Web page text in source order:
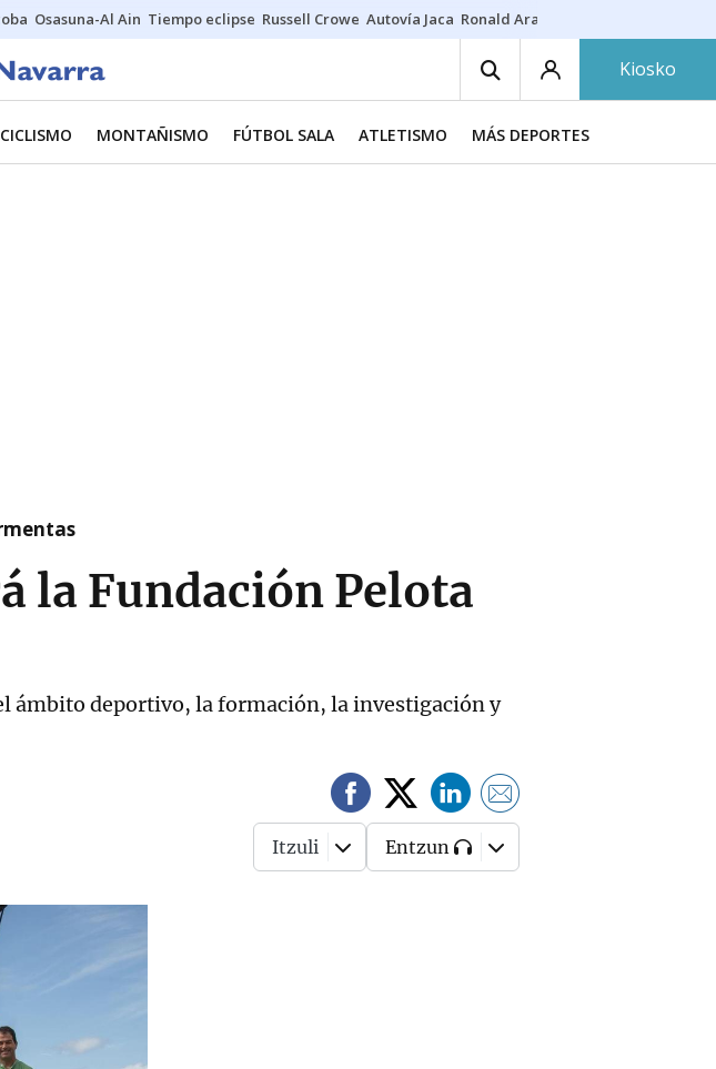
Osasuna-Al Ain Tiempo eclipse Russell Crowe Autovía Jaca Ronald Araújo
Kiosko
CICLISMO MONTAÑISMO FÚTBOL SALA ATLETISMO MÁS DEPORTES
la Fundación Pelota
ámbito deportivo, la formación, la investigación y
Itzuli Entzun